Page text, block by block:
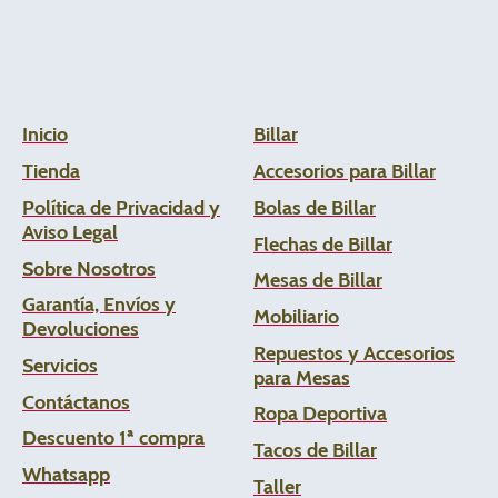
Inicio
Tienda
Política de Privacidad y
Aviso Legal
Sobre Nosotros
Garantía, Envíos y
Devoluciones
Servicios
Contáctanos
Descuento 1ª compra
Whatsapp
Billar
Accesorios para Billar
Bolas de Billar
Flechas de Billar
Mesas de Billar
Mobiliario
Repuestos y Accesorios
para Mesas
Ropa Deportiva
Tacos de Billar
Taller